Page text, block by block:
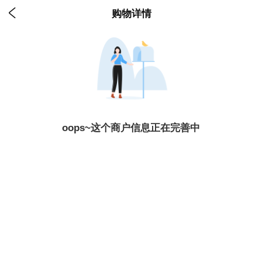
 购物详情
oops~这个商户信息正在完善中